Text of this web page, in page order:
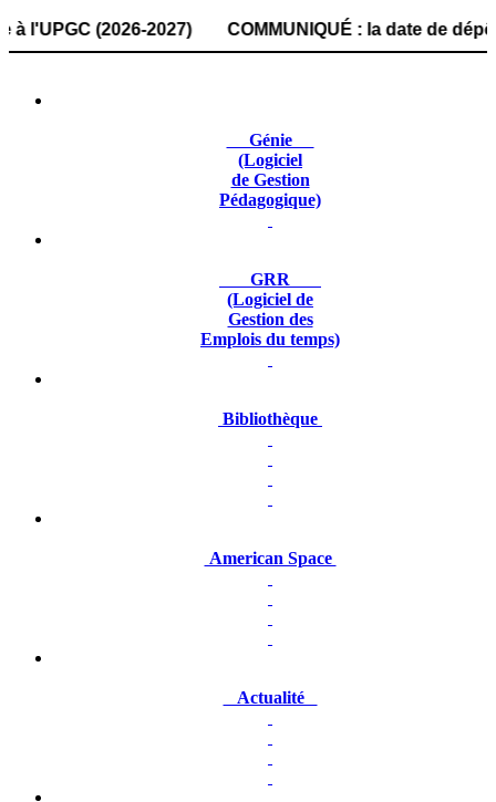
(2026-2027) COMMUNIQUÉ : la date de
Génie
(Logiciel
de Gestion
Pédagogique)
GRR
(Logiciel de
Gestion des
Emplois du temps)
Bibliothèque
American Space
Actualité